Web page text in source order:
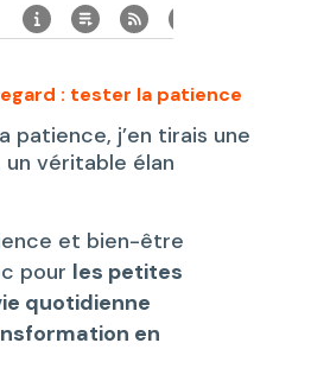
: tester la patience
patience, j’en tirais une
véritable élan
et bien-être
pour les petites
quotidienne
en